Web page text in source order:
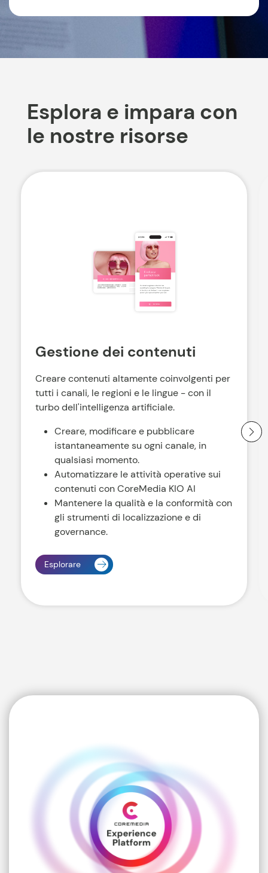
Esplora e impara con
le nostre risorse
Gestione dei contenuti
Creare contenuti altamente coinvolgenti per
tutti i canali, le regioni e le lingue - con il
turbo dell'intelligenza artificiale.
Creare, modificare e pubblicare
istantaneamente su ogni canale, in
qualsiasi momento.
Automatizzare le attività operative sui
contenuti con CoreMedia KIO AI
Mantenere la qualità e la conformità con
gli strumenti di localizzazione e di
governance.
Esplorare